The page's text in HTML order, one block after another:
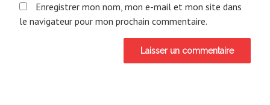
Enregistrer mon nom, mon e-mail et mon site dans
le navigateur pour mon prochain commentaire.